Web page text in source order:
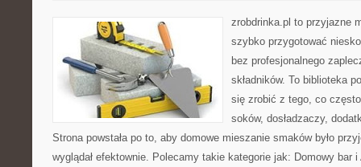
zrobdrinka.pl to przyjazne
szybko przygotować
bez profesjonalnego
składników. To biblioteka
się zrobić z tego, co
soków, dosładzaczy,
Strona powstała po to, aby domowe mieszanie smaków było
wyglądał efektownie. Polecamy takie kategorie jak: Domowy bar